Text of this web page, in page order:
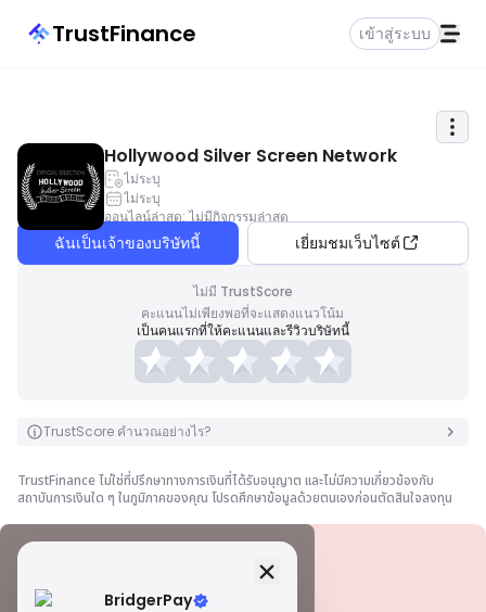
TrustFinance เข้าสู่ระบบ
Hollywood Silver Screen Network
ไม่ระบุ
ไม่ระบุ
ออนไลน์ล่าสุด: ไม่มีกิจกรรมล่าสุด
ฉันเป็นเจ้าของบริษัทนี้ เยี่ยมชมเว็บไซต์
ไม่มี TrustScore
คะแนนไม่เพียงพอที่จะแสดงแนวโน้ม
เป็นคนแรกที่ให้คะแนนและรีวิวบริษัทนี้
TrustScore คำนวณอย่างไร?
TrustFinance ไม่ใช่ที่ปรึกษาทางการเงินที่ได้รับอนุญาต และไม่มีความเกี่ยวข้องกับ
สถาบันการเงินใด ๆ ในภูมิภาคของคุณ โปรดศึกษาข้อมูลด้วยตนเองก่อนตัดสินใจลงทุน
BridgerPay
ข้อมูลความปลอดภัย